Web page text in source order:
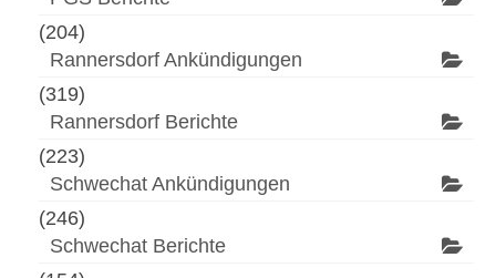
(204)
Rannersdorf Ankündigungen
(319)
Rannersdorf Berichte
(223)
Schwechat Ankündigungen
(246)
Schwechat Berichte